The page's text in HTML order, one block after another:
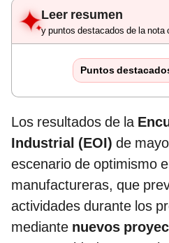
Leer resumen
y puntos destacados de la nota
Puntos
Los resultados de la
Industrial (EOI) de
escenario de optimismo
manufactureras, que
actividades durante los
mediante nuevos